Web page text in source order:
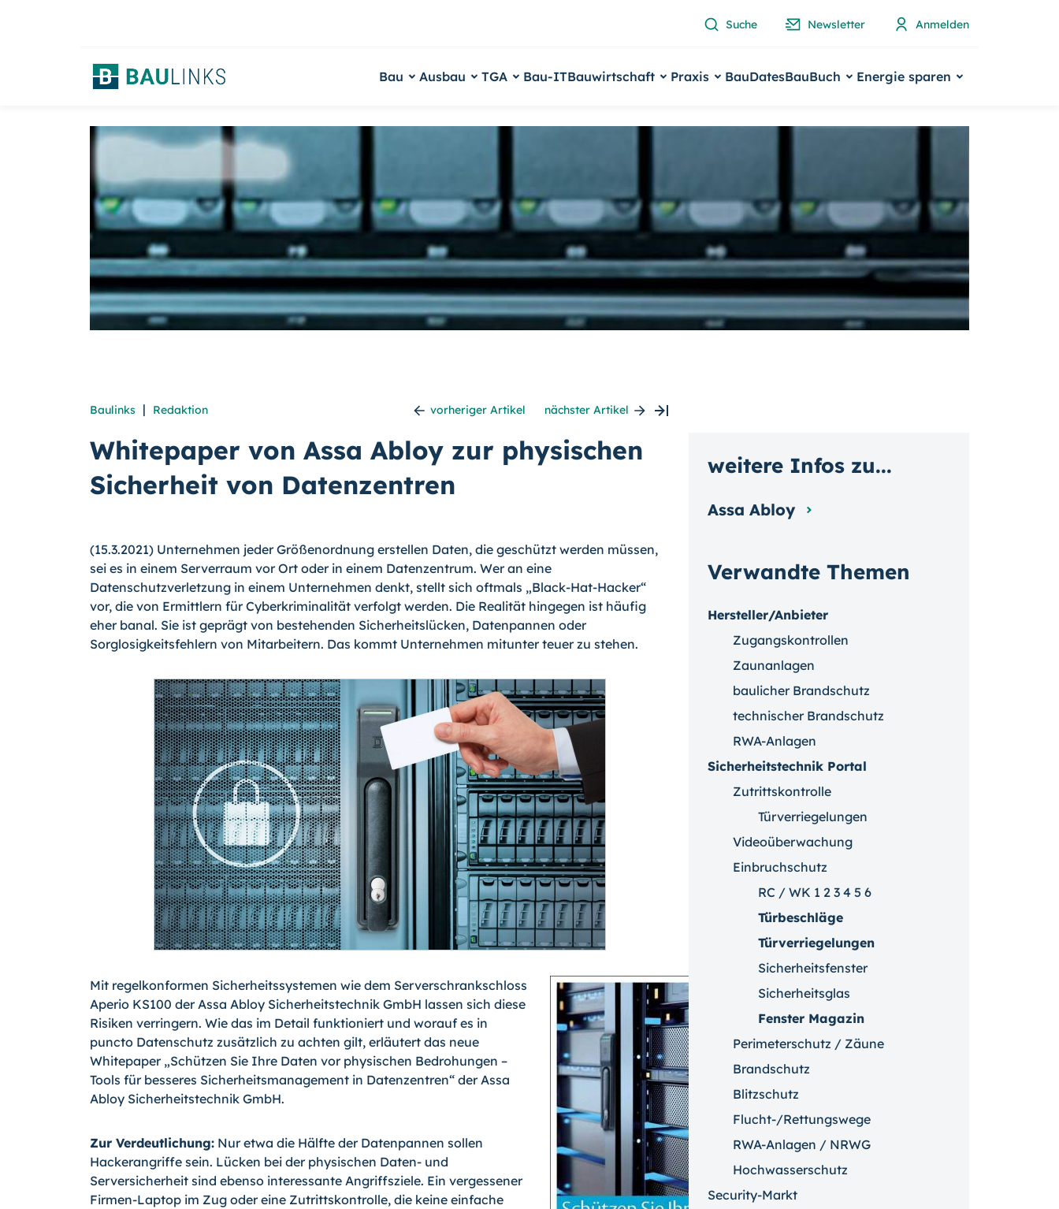
Suche Newsletter Anmelden
Bau Ausbau TGA Bau-ITBauwirtschaft Praxis BauDatesBauBuch Energie sparen
Baulinks | Redaktion vorheriger Artikel nächster Artikel
Whitepaper von Assa Abloy zur physischen
Sicherheit von Datenzentren
(15.3.2021) Unternehmen jeder Größenordnung erstellen Daten, die geschützt werden müssen,
sei es in einem Serverraum vor Ort oder in einem Datenzentrum. Wer an eine
Datenschutzverletzung in einem Unternehmen denkt, stellt sich oftmals „Black-Hat-Hacker“
vor, die von Ermittlern für Cyberkriminalität verfolgt werden. Die Realität hingegen ist häufig
eher banal. Sie ist geprägt von bestehenden Sicherheitslücken, Datenpannen oder
Sorglosigkeitsfehlern von Mitarbeitern. Das kommt Unternehmen mitunter teuer zu stehen.
Mit regelkonformen Sicherheitssystemen wie dem Serverschrankschloss
Aperio KS100 der Assa Abloy Sicherheitstechnik GmbH lassen sich diese
Risiken verringern. Wie das im Detail funktioniert und worauf es in
puncto Datenschutz zusätzlich zu achten gilt, erläutert das neue
Whitepaper „Schützen Sie Ihre Daten vor physischen Bedrohungen –
Tools für besseres Sicherheitsmanagement in Datenzentren“ der Assa
Abloy Sicherheitstechnik GmbH.
Zur Verdeutlichung: Nur etwa die Hälfte der Datenpannen sollen
Hackerangriffe sein. Lücken bei der physischen Daten- und
Serversicherheit sind ebenso interessante Angriffsziele. Ein vergessener
Firmen-Laptop im Zug oder eine Zutrittskontrolle, die keine einfache
Verwandte Themen
Hersteller/Anbieter
Zugangskontrollen
Zaunanlagen
baulicher Brandschutz
technischer Brandschutz
RWA-Anlagen
Sicherheitstechnik Portal
Zutrittskontrolle
Türverriegelungen
Videoüberwachung
Einbruchschutz
RC / WK 1 2 3 4 5 6
Türbeschläge
Türverriegelungen
Sicherheitsfenster
Sicherheitsglas
Fenster Magazin
Perimeterschutz / Zäune
Brandschutz
Blitzschutz
Flucht-/Rettungswege
RWA-Anlagen / NRWG
Hochwasserschutz
Security-Markt
weitere Infos zu...
Assa Abloy